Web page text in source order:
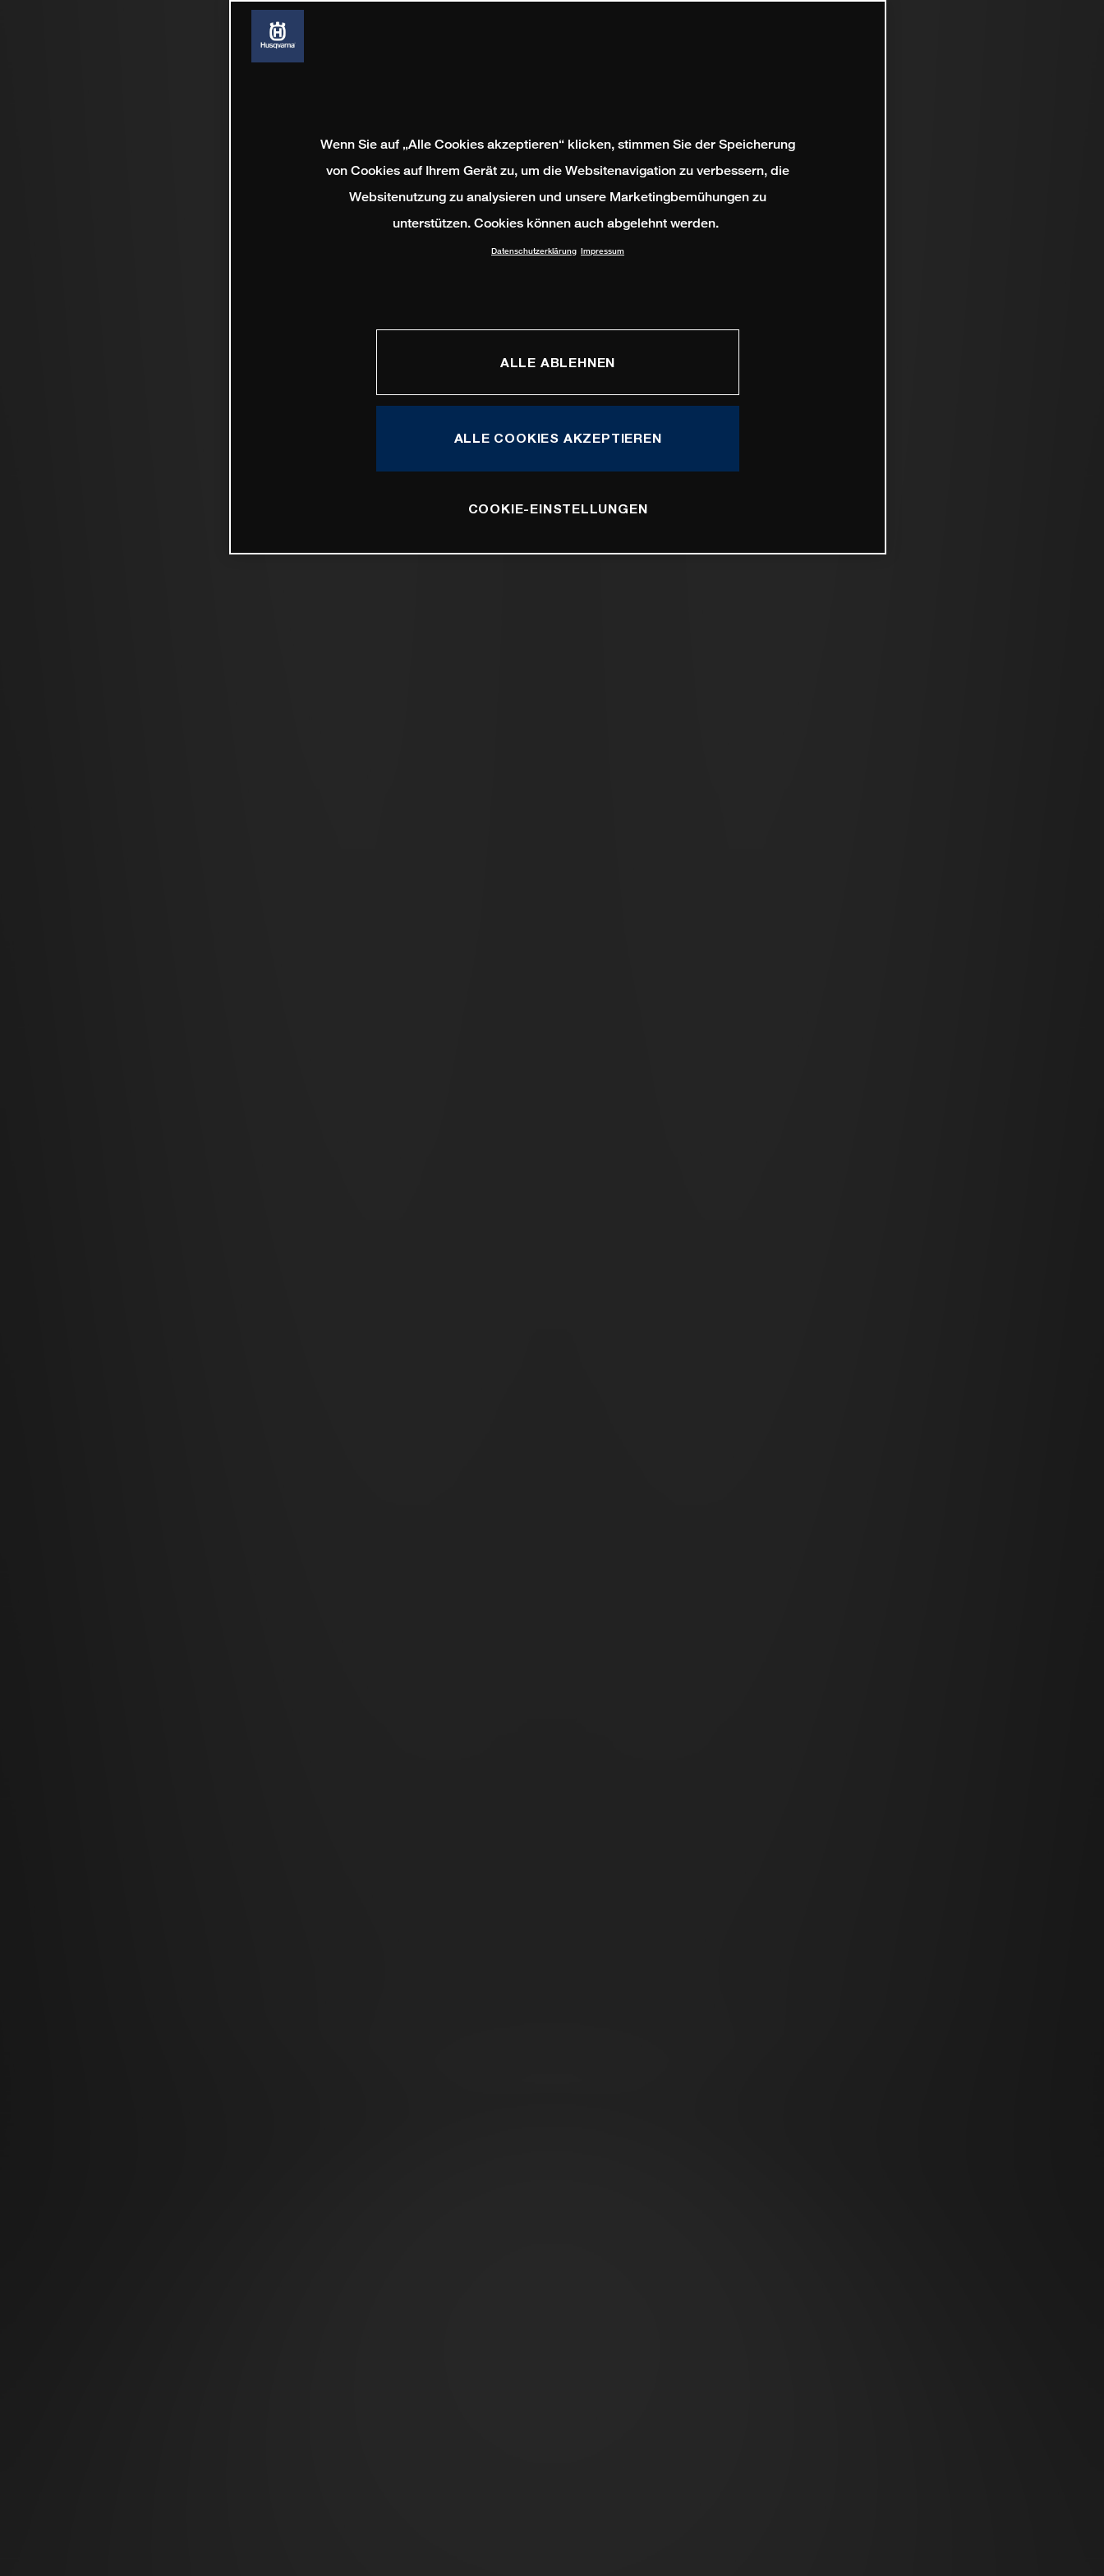
Wenn Sie auf „Alle Cookies akzeptieren“ klicken, stimmen Sie der Speicherung
von Cookies auf Ihrem Gerät zu, um die Websitenavigation zu verbessern, die
Websitenutzung zu analysieren und unsere Marketingbemühungen zu
unterstützen. Cookies können auch abgelehnt werden.
Datenschutzerklärung Impressum
ALLE ABLEHNEN
ALLE COOKIES AKZEPTIEREN
COOKIE-EINSTELLUNGEN